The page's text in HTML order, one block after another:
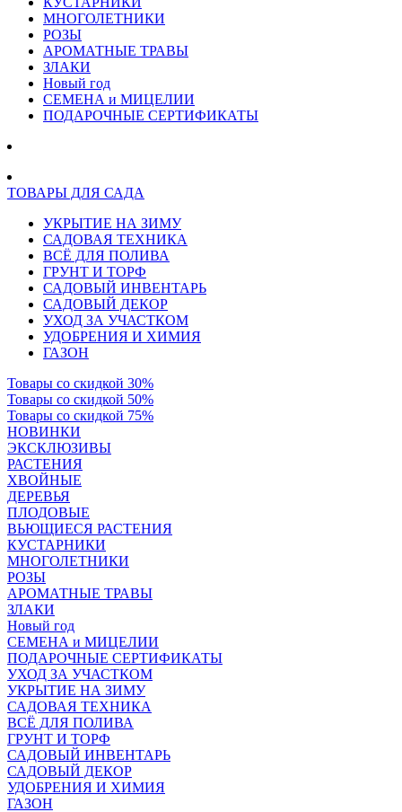
МНОГОЛЕТНИКИ
РОЗЫ
АРОМАТНЫЕ ТРАВЫ
ЗЛАКИ
Новый год
СЕМЕНА и МИЦЕЛИИ
ПОДАРОЧНЫЕ СЕРТИФИКАТЫ
ТОВАРЫ ДЛЯ САДА
УКРЫТИЕ НА ЗИМУ
САДОВАЯ ТЕХНИКА
ВСЁ ДЛЯ ПОЛИВА
ГРУНТ И ТОРФ
САДОВЫЙ ИНВЕНТАРЬ
САДОВЫЙ ДЕКОР
УХОД ЗА УЧАСТКОМ
УДОБРЕНИЯ И ХИМИЯ
ГАЗОН
Товары со скидкой 30%
Товары со скидкой 50%
Товары со скидкой 75%
НОВИНКИ
ЭКСКЛЮЗИВЫ
РАСТЕНИЯ
ХВОЙНЫЕ
ДЕРЕВЬЯ
ПЛОДОВЫЕ
ВЬЮЩИЕСЯ РАСТЕНИЯ
КУСТАРНИКИ
МНОГОЛЕТНИКИ
РОЗЫ
АРОМАТНЫЕ ТРАВЫ
ЗЛАКИ
Новый год
СЕМЕНА и МИЦЕЛИИ
ПОДАРОЧНЫЕ СЕРТИФИКАТЫ
УХОД ЗА УЧАСТКОМ
УКРЫТИЕ НА ЗИМУ
САДОВАЯ ТЕХНИКА
ВСЁ ДЛЯ ПОЛИВА
ГРУНТ И ТОРФ
САДОВЫЙ ИНВЕНТАРЬ
САДОВЫЙ ДЕКОР
УДОБРЕНИЯ И ХИМИЯ
ГАЗОН